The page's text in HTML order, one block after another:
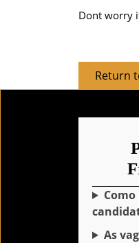
Dont worry
Return
Como
As